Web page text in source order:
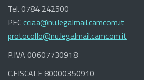
Tel. 0784 242500
PECcciaa@nu.legalmail.camcom.it
protocollo@nu.legalmail.camcom.it
P.IVA 00607730918
C.FISCALE 80000350910